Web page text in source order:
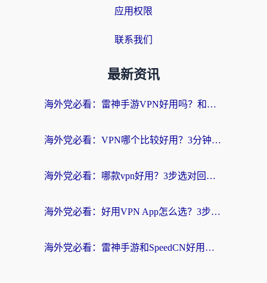
应用权限
联系我们
最新资讯
海外党必看：雷神手游VPN好用吗？和天速回国VPN对比哪个回国效果更好？附实用加速器选择指南
海外党必看：VPN哪个比较好用？3分钟找到适合你的回国加速方案
海外党必看：哪款vpn好用？3步选对回国加速器，无缝刷剧玩游戏
海外党必看：好用VPN App怎么选？3步教你无缝访问国内资源
海外党必看：雷神手游和SpeedCN好用吗？3招选对回国加速器无缝刷国内资源